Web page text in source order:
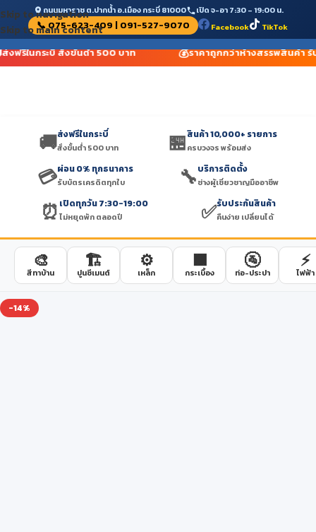
Skip to navigation
Skip to main content
ถนนมหาราช ต.ปากน้ำ อ.เมือง กระบี่ 81000 เปิด จ-อา 7:30 – 19:00 น.
📞 075-623-409 | 091-527-9070 Facebook TikTok
งฟรีในกระบี่ สั่งขั้นต่ำ 500 บาท 💰ราคาถูกกว่าห้างสรรพสินค้า รับ
🚚ส่งฟรีในกระบี่
สั่งขั้นต่ำ 500 บาท 🏪สินค้า 10,000+ รายการ
ครบวงจร พร้อมส่ง
💳ผ่อน 0% ทุกธนาคาร
รับบัตรเครดิตทุกใบ 🔧บริการติดตั้ง
ช่างผู้เชี่ยวชาญมืออาชีพ
⏰ เปิดทุกวัน 7:30-19:00
ไม่หยุดพัก ตลอดปี ✅รับประกันสินค้า
คืนง่าย เปลี่ยนได้
🎨
สีทาบ้าน
🏗️
ปูนซีเมนต์
⚙️
เหล็ก
🟫
กระเบื้อง
🚰
ท่อ-ประปา
⚡
ไฟฟ้า
-14%